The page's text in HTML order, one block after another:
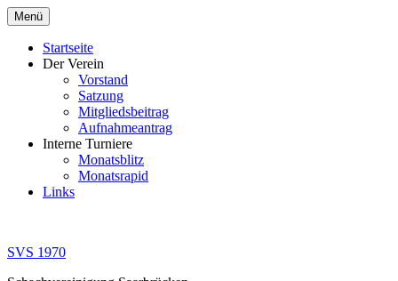
Zum
Inhalt
springen
Menü
Startseite
Der Verein
Vorstand
Satzung
Mitgliedsbeitrag
Aufnahmeantrag
Interne Turniere
Monatsblitz
Monatsrapid
Links
SVS 1970